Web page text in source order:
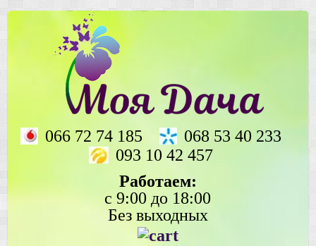
066 72 74 185
068 53 40 233
093 10 42 457
Работаем:
с 9:00 до 18:00
Без выходных